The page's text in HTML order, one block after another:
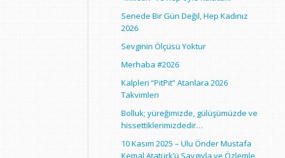
Senede Bir Gün Değil, Hep Kadınız
2026
Sevginin Ölçüsü Yoktur
Merhaba #2026
Kalpleri “PitPit” Atanlara 2026
Takvimleri
Bolluk; yüreğimizde, gülüşümüzde ve
hissettiklerimizdedir…
10 Kasım 2025 – Ulu Önder Mustafa
Kemal Atatürk’ü Saygıyla ve Özlemle